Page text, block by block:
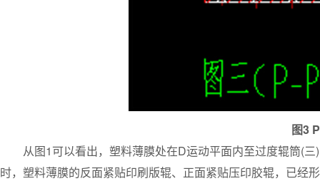
图3
从图1可以看出，塑料薄膜处在D运动平面内至过度辊筒(三
时，塑料薄膜的反面紧贴印刷版辊、正面紧贴压印胶辊，已经